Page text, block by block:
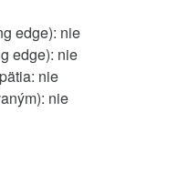
edge): nie
edge): nie
nie
nie